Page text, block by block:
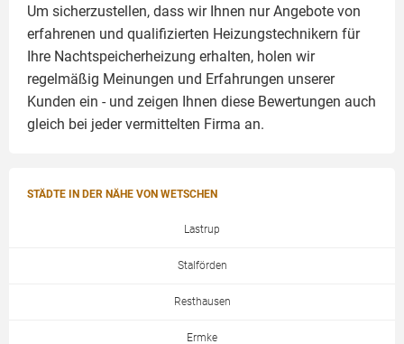
Um sicherzustellen, dass wir Ihnen nur Angebote von
erfahrenen und qualifizierten Heizungstechnikern für
Ihre Nachtspeicherheizung erhalten, holen wir
regelmäßig Meinungen und Erfahrungen unserer
Kunden ein - und zeigen Ihnen diese Bewertungen auch
gleich bei jeder vermittelten Firma an.
STÄDTE IN DER NÄHE VON WETSCHEN
Lastrup
Stalförden
Resthausen
Ermke